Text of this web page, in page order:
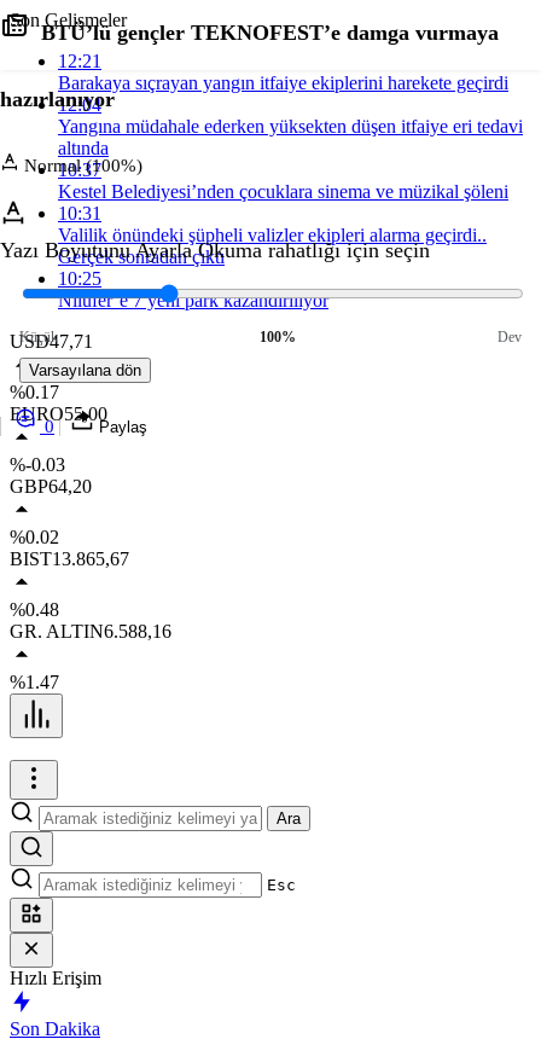
Son Gelişmeler
12:21
Barakaya sıçrayan yangın itfaiye ekiplerini harekete geçirdi
12:04
Yangına müdahale ederken yüksekten düşen itfaiye eri tedavi
altında
10:37
Kestel Belediyesi’nden çocuklara sinema ve müzikal şöleni
10:31
Valilik önündeki şüpheli valizler ekipleri alarma geçirdi..
Gerçek sonradan çıktı
10:25
Nilüfer’e 7 yeni park kazandırılıyor
USD47,71
%0.17
EURO55,00
%-0.03
GBP64,20
%0.02
BIST13.865,67
%0.48
GR. ALTIN6.588,16
%1.47
Ara
Esc
Hızlı Erişim
Son Dakika
BTÜ’lü gençler TEKNOFEST’e damga vurmaya
hazırlanıyor
Normal (100%)
Yazı Boyutunu Ayarla Okuma rahatlığı için seçin
Küçük 100% Dev
Varsayılana dön
0 Paylaş